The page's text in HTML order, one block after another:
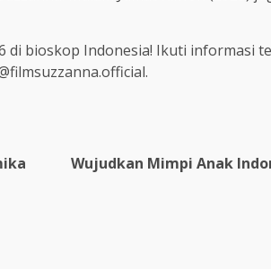
di bioskop Indonesia! Ikuti informasi
Wujudkan Mimpi Anak